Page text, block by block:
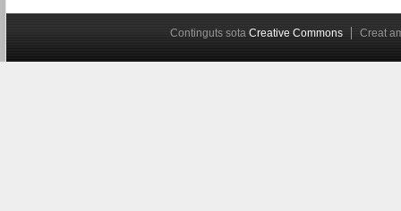
Continguts sota Creative Commons Creat